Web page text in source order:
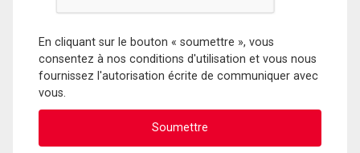
En cliquant sur le bouton « soumettre », vous
consentez à nos conditions d'utilisation et vous nous
fournissez l'autorisation écrite de communiquer avec
vous.